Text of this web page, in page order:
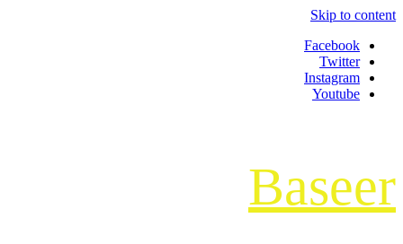
Skip to content
Facebook
Twitter
Instagram
Youtube
Baseer